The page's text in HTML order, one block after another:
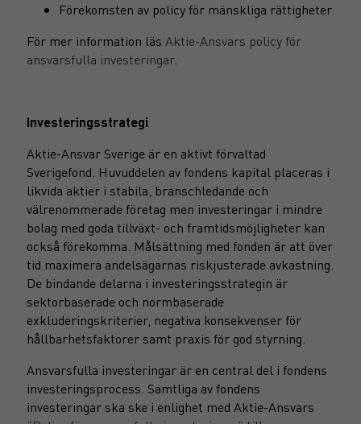
Förekomsten av policy för mänskliga rättigheter
För mer information läs Aktie-Ansvars policy för
ansvarsfulla investeringar.
Investeringsstrategi
Aktie-Ansvar Sverige är en aktivt förvaltad
Sverigefond. Huvuddelen av fondens kapital placeras i
likvida aktier i stabila, branschledande och
välrenommerade företag men investeringar i mindre
bolag med goda tillväxt- och framtidsmöjligheter kan
också förekomma. Målsättning med fonden är att över
tid maximera andelsägarnas riskjusterade avkastning.
De bindande delarna i investeringsstrategin är
sektorbaserade och normbaserade
exkluderingskriterier, negativa konsekvenser för
hållbarhetsfaktorer samt praxis för god styrning.
Ansvarsfulla investeringar är en central del i fondens
investeringsprocess. Samtliga av fondens
investeringar ska ske i enlighet med Aktie-Ansvars